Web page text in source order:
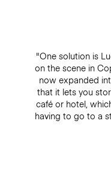
"One solution is
on the scene in
now expanded
that it lets you
café or hotel,
having to go to a